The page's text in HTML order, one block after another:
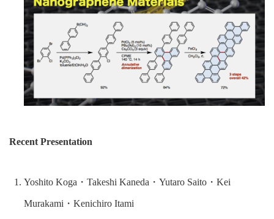
Recent Presentation
Yoshito Koga・Takeshi Kaneda・Yutaro Saito・Kei
Murakami・Kenichiro Itami